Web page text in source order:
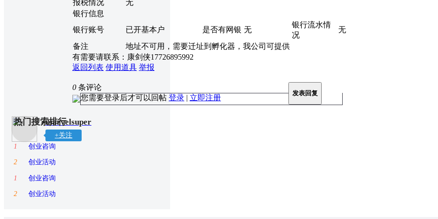
报税情况
无
银行信息
银行账号
已开基本户 是否有网银 无
银行流水情
况
无
备注
地址不可用，需要迁址到孵化器，我公司可提供
有需要请联系：康剑侠17726895992
返回列表 使用道具 举报
0 条评论
您需要登录后才可以回帖 登录 | 立即注册
发表回复
marvelsuper
+关注
热门搜索排行
1 创业咨询
2 创业活动
1 创业咨询
2 创业活动